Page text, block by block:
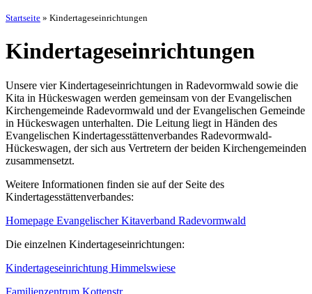
Startseite » Kindertageseinrichtungen
Kindertageseinrichtungen
Unsere vier Kindertageseinrichtungen in Radevormwald sowie die
Kita in Hückeswagen werden gemeinsam von der Evangelischen
Kirchengemeinde Radevormwald und der Evangelischen Gemeinde
in Hückeswagen unterhalten. Die Leitung liegt in Händen des
Evangelischen Kindertagesstättenverbandes Radevormwald-
Hückeswagen, der sich aus Vertretern der beiden Kirchengemeinden
zusammensetzt.
Weitere Informationen finden sie auf der Seite des
Kindertagesstättenverbandes:
Homepage Evangelischer Kitaverband Radevormwald
Die einzelnen Kindertageseinrichtungen:
Kindertageseinrichtung Himmelswiese
Familienzentrum Kottenstr.